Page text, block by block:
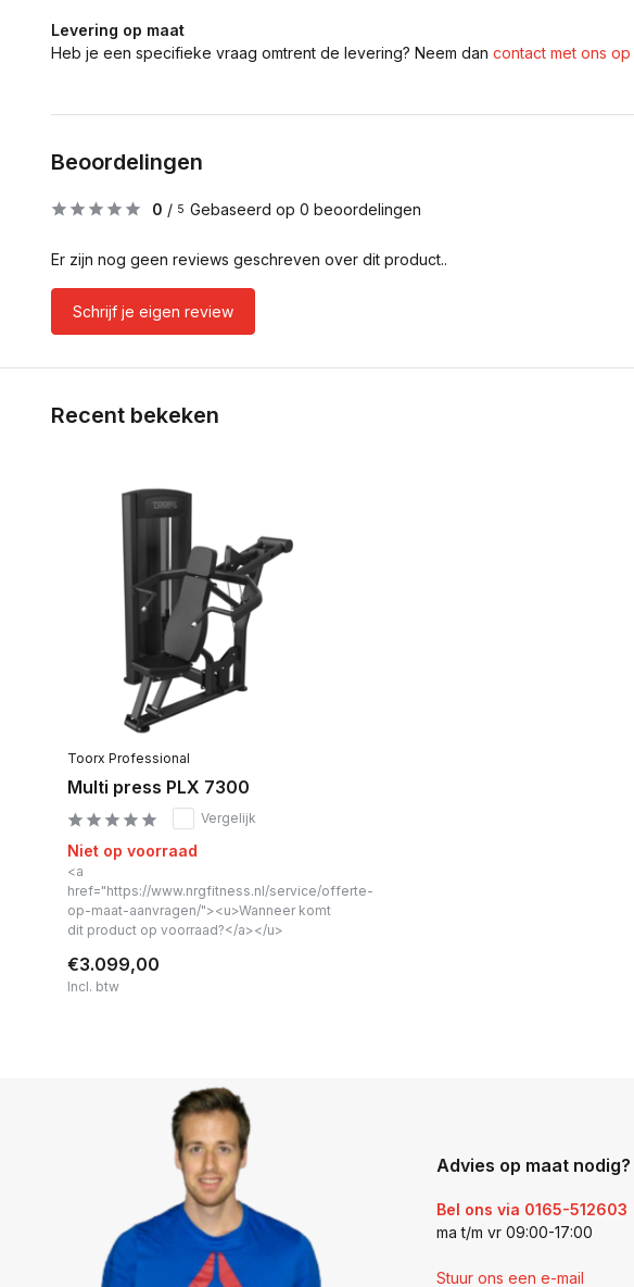
Levering op maat
Heb je een specifieke vraag omtrent de levering? Neem dan contact met ons op
Beoordelingen
0 / 5 Gebaseerd op 0 beoordelingen
Er zijn nog geen reviews geschreven over dit product..
Schrijf je eigen review
Recent bekeken
Toorx Professional
Multi press PLX 7300
Vergelijk
Niet op voorraad
<a
href="https://www.nrgfitness.nl/service/offerte-
op-maat-aanvragen/"><u>Wanneer komt
dit product op voorraad?</a></u>
€3.099,00
Incl. btw
Advies op maat nodig?
Bel ons via 0165-512603
ma t/m vr 09:00-17:00
Stuur ons een e-mail